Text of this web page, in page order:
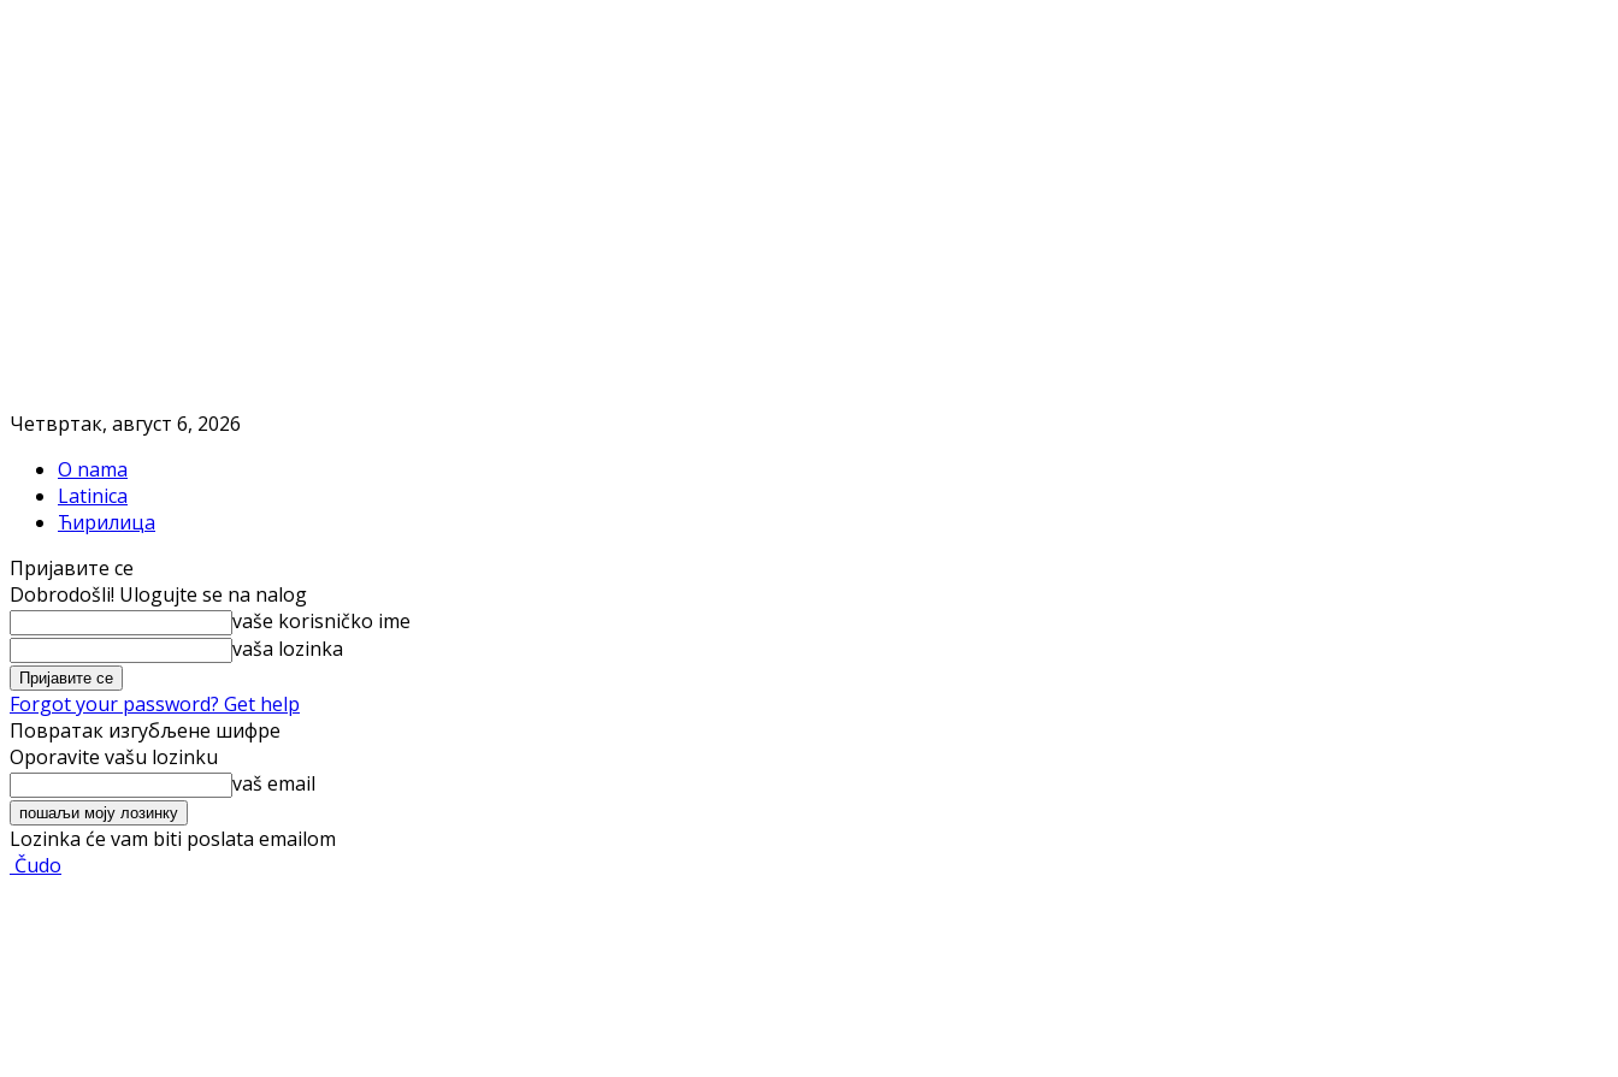
Четвртак, август 6, 2026
O nama
Latinica
Ћирилица
Пријавите се
Dobrodošli! Ulogujte se na nalog
vaše korisničko ime
vaša lozinka
Forgot your password? Get help
Повратак изгубљене шифре
Oporavite vašu lozinku
vaš email
Lozinka će vam biti poslata emailom
Čudo